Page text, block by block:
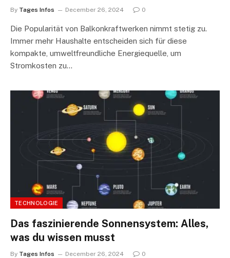
By Tages Infos December 26, 2024 0
Die Popularität von Balkonkraftwerken nimmt stetig zu.
Immer mehr Haushalte entscheiden sich für diese
kompakte, umweltfreundliche Energiequelle, um
Stromkosten zu…
TECHNOLOGIE
Das faszinierende Sonnensystem: Alles,
was du wissen musst
By Tages Infos December 26, 2024 0